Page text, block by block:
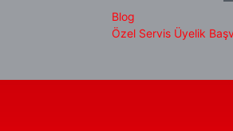
Blog
Özel Servis Üyelik